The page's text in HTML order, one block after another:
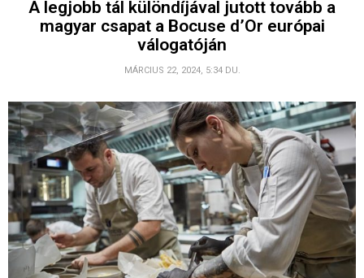
A legjobb tál különdíjával jutott tovább a
magyar csapat a Bocuse d’Or európai
válogatóján
MÁRCIUS 22, 2024, 5:34 DU.